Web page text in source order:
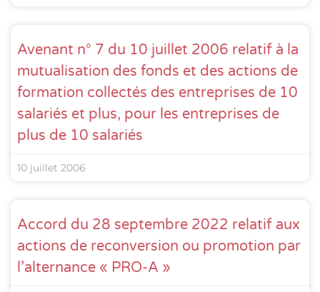
Avenant n° 7 du 10 juillet 2006 relatif à la
mutualisation des fonds et des actions de
formation collectés des entreprises de 10
salariés et plus, pour les entreprises de
plus de 10 salariés
10 juillet 2006
Accord du 28 septembre 2022 relatif aux
actions de reconversion ou promotion par
l’alternance « PRO-A »